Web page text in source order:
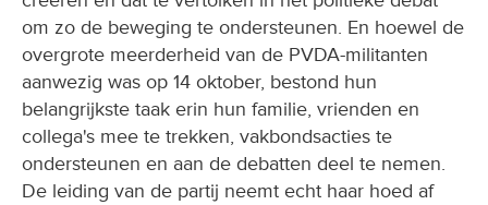
om zo de beweging te ondersteunen. En hoewel de
overgrote meerderheid van de PVDA-militanten
aanwezig was op 14 oktober, bestond hun
belangrijkste taak erin hun familie, vrienden en
collega's mee te trekken, vakbondsacties te
ondersteunen en aan de debatten deel te nemen.
De leiding van de partij neemt echt haar hoed af